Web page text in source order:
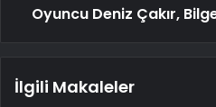
Oyuncu Deniz Çakır,
İlgili Makaleler